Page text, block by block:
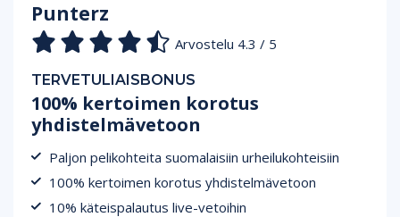
Punterz
Arvostelu 4.3 / 5
TERVETULIAISBONUS
100% kertoimen korotus
yhdistelmävetoon
Paljon pelikohteita suomalaisiin urheilukohteisiin
100% kertoimen korotus yhdistelmävetoon
10% käteispalautus live-vetoihin